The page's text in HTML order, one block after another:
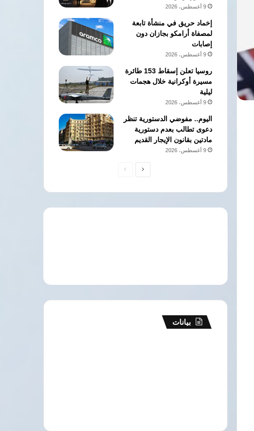
9 أغسطس، 2026
إخماد حريق في منشأة تابعة
لمصفاة أرامكو بجازان دون
إصابات
9 أغسطس، 2026
روسيا تعلن إسقاط 153 طائرة
مسيرة أوكرانية خلال هجمات
ليلية
9 أغسطس، 2026
اليوم.. مفوضي الدستورية تنظر
دعوى تطالب بعدم دستورية
مادتين بقانون الإيجار القديم
9 أغسطس، 2026
الصفحةالصفحة
بيانات